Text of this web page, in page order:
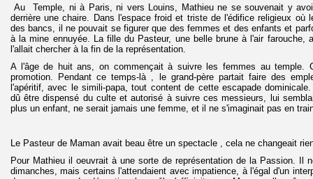
Au Temple, ni à Paris, ni vers Louins, Mathieu ne se souvenait y
derrière une chaire. Dans l'espace froid et triste de l'édifice religieux où
des bancs, il ne pouvait se figurer que des femmes et des enfants et
à la mine ennuyée. La fille du Pasteur, une belle brune à l'air farouche,
l'allait chercher à la fin de la représentation.
A l'âge de huit ans, on commençait à suivre les femmes au temple.
promotion. Pendant ce temps-là , le grand-père partait faire des
l'apéritif, avec le simili-papa, tout content de cette escapade
dû être dispensé du culte et autorisé à suivre ces messieurs, lui
plus un enfant, ne serait jamais une femme, et il ne s'imaginait pas en
Le Pasteur de Maman avait beau être un spectacle , cela ne changeait
Pour Mathieu il oeuvrait à une sorte de représentation de la Passion. Il
dimanches, mais certains l'attendaient avec impatience, à l'égal d'un